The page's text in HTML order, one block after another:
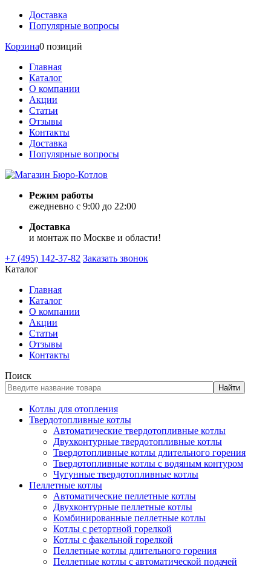
Доставка
Популярные вопросы
Корзина0 позиций
Главная
Каталог
О компании
Акции
Статьи
Отзывы
Контакты
Доставка
Популярные вопросы
Режим работы
ежедневно с 9:00 до 22:00
Доставка
и монтаж по Москве и области!
+7 (495) 142-37-82 Заказать звонок
Каталог
Главная
Каталог
О компании
Акции
Статьи
Отзывы
Контакты
Поиск
Найти
Котлы для отопления
Твердотопливные котлы
Автоматические твердотопливные котлы
Двухконтурные твердотопливные котлы
Твердотопливные котлы длительного горения
Твердотопливные котлы с водяным контуром
Чугунные твердотопливные котлы
Пеллетные котлы
Автоматические пеллетные котлы
Двухконтурные пеллетные котлы
Комбинированные пеллетные котлы
Котлы с ретортной горелкой
Котлы с факельной горелкой
Пеллетные котлы длительного горения
Пеллетные котлы с автоматической подачей